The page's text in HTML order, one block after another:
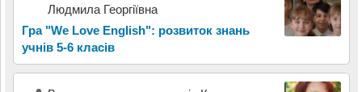
Людмила Георгіївна
Гра "We Love English": розвиток знань
учнів 5-6 класів